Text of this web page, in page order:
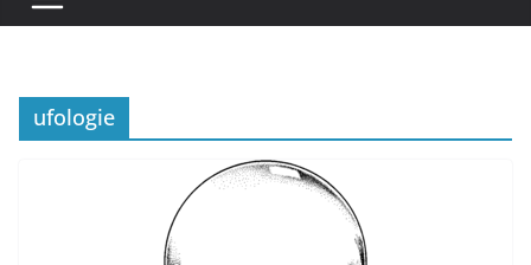
ufologie